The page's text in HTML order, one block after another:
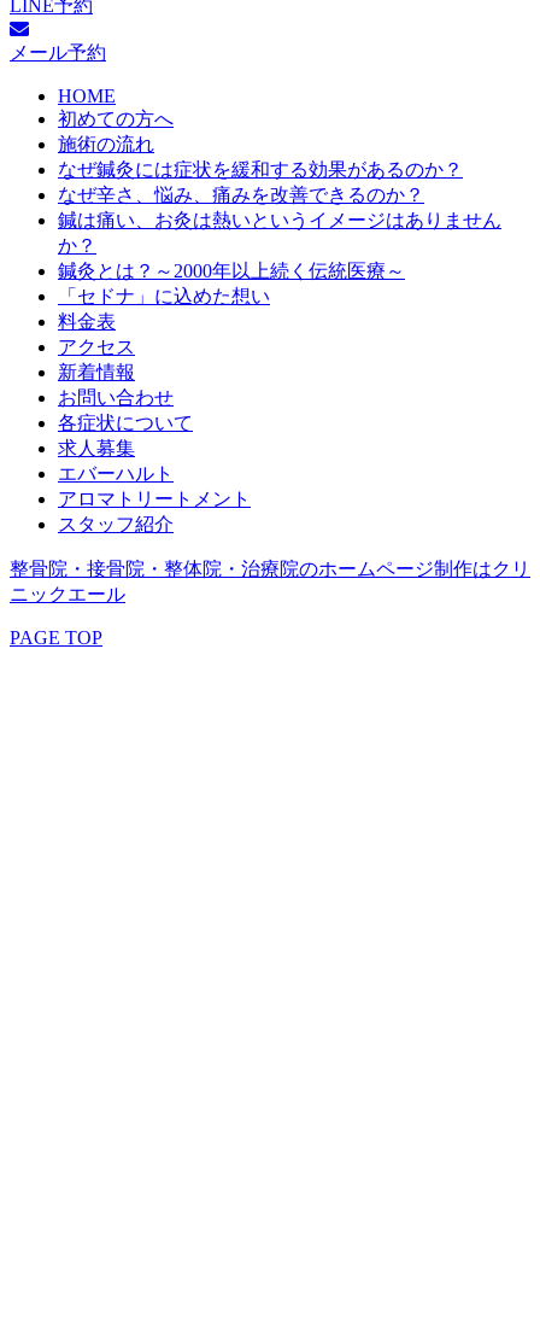
LINE予約
メール予約
HOME
初めての方へ
施術の流れ
なぜ鍼灸には症状を緩和する効果があるのか？
なぜ辛さ、悩み、痛みを改善できるのか？
鍼は痛い、お灸は熱いというイメージはありません
か？
鍼灸とは？～2000年以上続く伝統医療～
「セドナ」に込めた想い
料金表
アクセス
新着情報
お問い合わせ
各症状について
求人募集
エバーハルト
アロマトリートメント
スタッフ紹介
整骨院・接骨院・整体院・治療院のホームページ制作はクリ
ニックエール
PAGE TOP